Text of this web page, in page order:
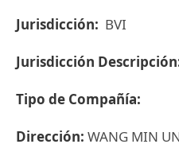
Jurisdicción: BVI
Jurisdicción
Tipo de Compañía:
Dirección: WANG MIN